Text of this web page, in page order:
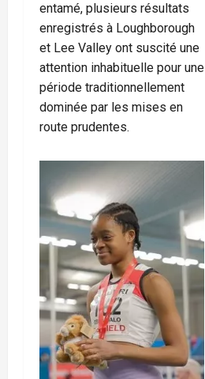
entamé, plusieurs résultats
enregistrés à Loughborough
et Lee Valley ont suscité une
attention inhabituelle pour une
période traditionnellement
dominée par les mises en
route prudentes.